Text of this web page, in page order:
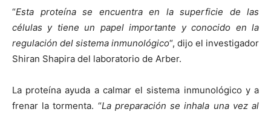
“Esta proteína se encuentra en la superficie de las
células y tiene un papel importante y conocido en la
regulación del sistema inmunológico“, dijo el investigador
Shiran Shapira del laboratorio de Arber.
La proteína ayuda a calmar el sistema inmunológico y a
frenar la tormenta. “La preparación se inhala una vez al